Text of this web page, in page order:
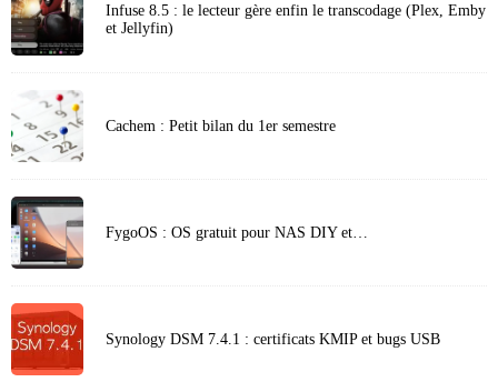
Infuse 8.5 : le lecteur gère enfin le transcodage (Plex, Emby
et Jellyfin)
Cachem : Petit bilan du 1er semestre
FygoOS : OS gratuit pour NAS DIY et…
Synology DSM 7.4.1 : certificats KMIP et bugs USB